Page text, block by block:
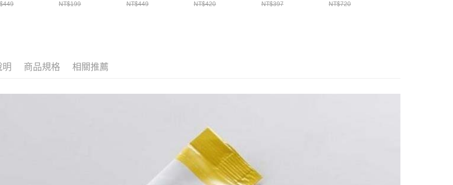
NT$199 NT$449 NT$420 NT$397 NT$720
明 商品規格 相關推薦